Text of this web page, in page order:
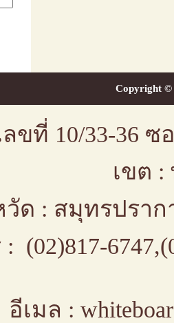
Copyright ©
ขที่ 10/33-36
เขต :
วัด : สมุทรปรา
: (02)817-
อีเมล :